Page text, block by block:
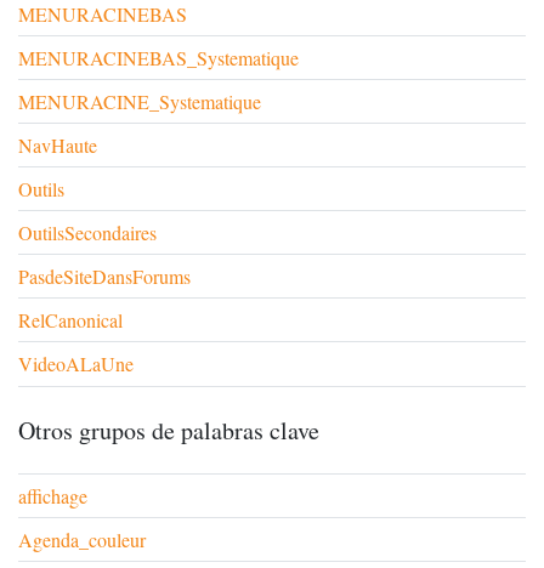
MENURACINEBAS
MENURACINEBAS_Systematique
MENURACINE_Systematique
NavHaute
Outils
OutilsSecondaires
PasdeSiteDansForums
RelCanonical
VideoALaUne
Otros grupos de palabras clave
affichage
Agenda_couleur